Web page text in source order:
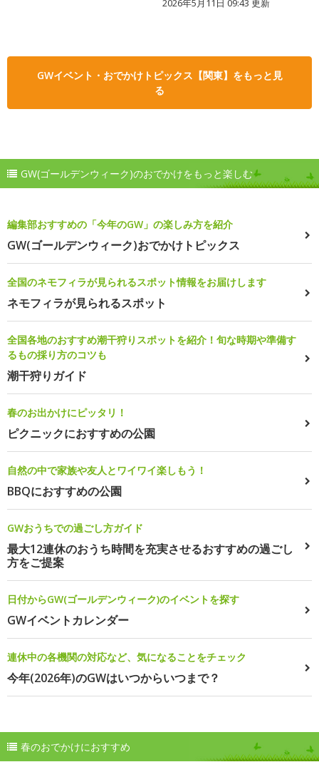
2026年5月11日 09:43 更新
GWイベント・おでかけトピックス【関東】をもっと見
る
GW(ゴールデンウィーク)のおでかけをもっと楽しむ
編集部おすすめの「今年のGW」の楽しみ方を紹介
GW(ゴールデンウィーク)おでかけトピックス
全国のネモフィラが見られるスポット情報をお届けします
ネモフィラが見られるスポット
全国各地のおすすめ潮干狩りスポットを紹介！旬な時期や準備す
るもの採り方のコツも
潮干狩りガイド
春のお出かけにピッタリ！
ピクニックにおすすめの公園
自然の中で家族や友人とワイワイ楽しもう！
BBQにおすすめの公園
GWおうちでの過ごし方ガイド
最大12連休のおうち時間を充実させるおすすめの過ごし
方をご提案
日付からGW(ゴールデンウィーク)のイベントを探す
GWイベントカレンダー
連休中の各機関の対応など、気になることをチェック
今年(2026年)のGWはいつからいつまで？
春のおでかけにおすすめ